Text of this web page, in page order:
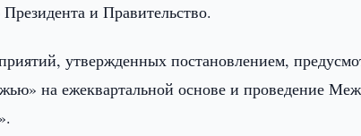
и Правительство.
утвержденных постановлением,
на ежеквартальной основе и проведение